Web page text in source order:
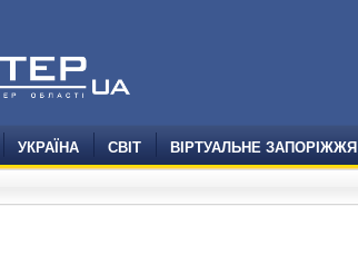
УКРАЇНА СВІТ ВІРТУАЛЬНЕ ЗАПОРІЖЖЯ